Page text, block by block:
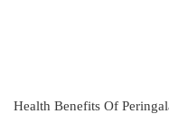
Health Benefits Of